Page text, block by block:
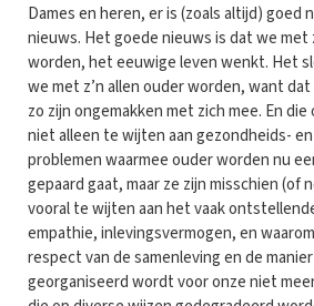
Dames en heren, er is (zoals altijd) goed
nieuws. Het goede nieuws is dat we met
worden, het eeuwige leven wenkt. Het
we met z’n allen ouder worden, want
zo zijn ongemakken met zich mee. En
niet alleen te wijten aan gezondheids-
problemen waarmee ouder worden nu
gepaard gaat, maar ze zijn misschien (of
vooral te wijten aan het vaak
empathie, inlevingsvermogen, en
respect van de samenleving en de
georganiseerd wordt voor onze niet